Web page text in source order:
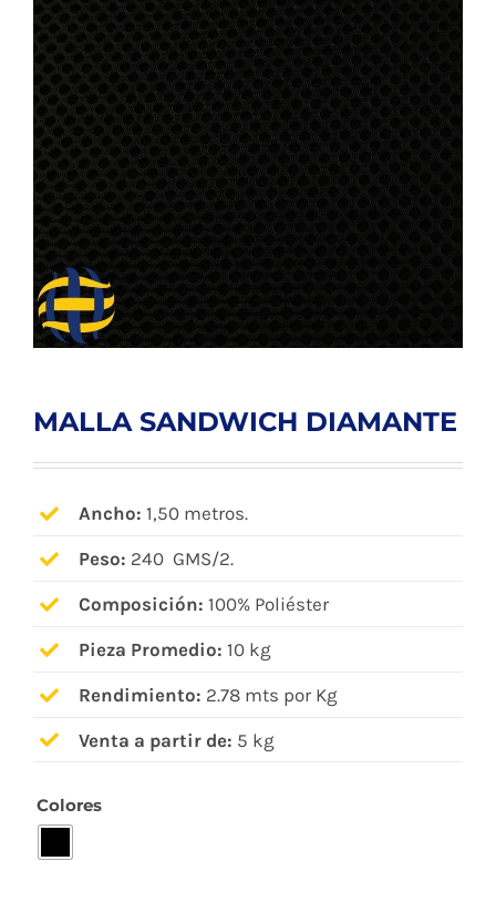
MALLA SANDWICH DIAMANTE
Ancho: 1,50 metros.
Peso: 240 GMS/2.
Composición: 100% Poliéster
Pieza Promedio: 10 kg
Rendimiento: 2.78 mts por Kg
Venta a partir de: 5 kg
Colores